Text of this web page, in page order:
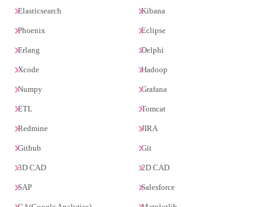
Elasticsearch Kibana
Phoenix Eclipse
Erlang Delphi
Xcode Hadoop
Numpy Grafana
ETL Tomcat
Redmine JIRA
Github Git
3D CAD 2D CAD
SAP Salesforce